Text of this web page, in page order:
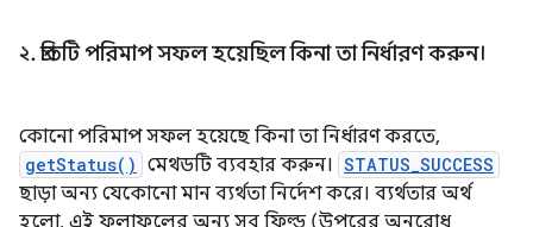
২.প্রতিটি পরিমাপ সফল হয়েছিল কিনা তা নির্ধারণ করুন।
কোনো পরিমাপ সফল হয়েছে কিনা তা নির্ধারণ করতে,
getStatus() মেথডটি ব্যবহার করুন। STATUS_SUCCESS
ছাড়া অন্য যেকোনো মান ব্যর্থতা নির্দেশ করে। ব্যর্থতার অর্থ
হলো, এই ফলাফলের অন্য সব ফিল্ড (উপরের অনুরোধ